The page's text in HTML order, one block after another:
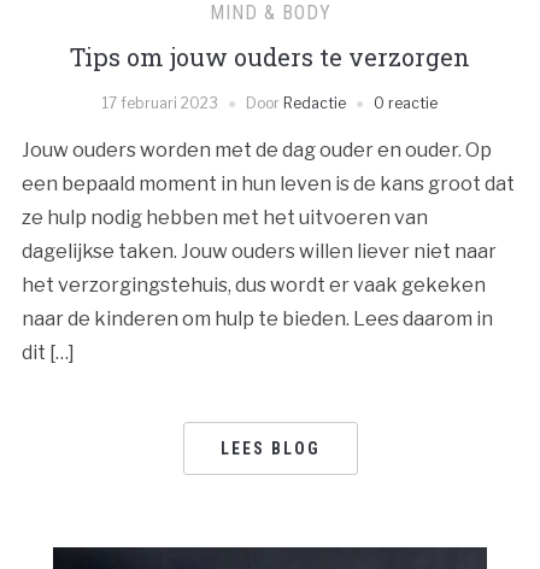
MIND & BODY
Tips om jouw ouders te verzorgen
17 februari 2023 Door Redactie 0 reactie
Jouw ouders worden met de dag ouder en ouder. Op
een bepaald moment in hun leven is de kans groot dat
ze hulp nodig hebben met het uitvoeren van
dagelijkse taken. Jouw ouders willen liever niet naar
het verzorgingstehuis, dus wordt er vaak gekeken
naar de kinderen om hulp te bieden. Lees daarom in
dit […]
LEES BLOG